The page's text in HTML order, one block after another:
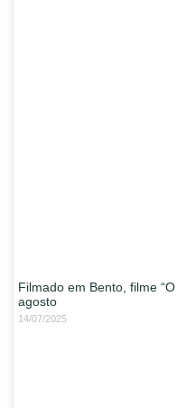
Filmado em Bento, filme
agosto
14/07/2025